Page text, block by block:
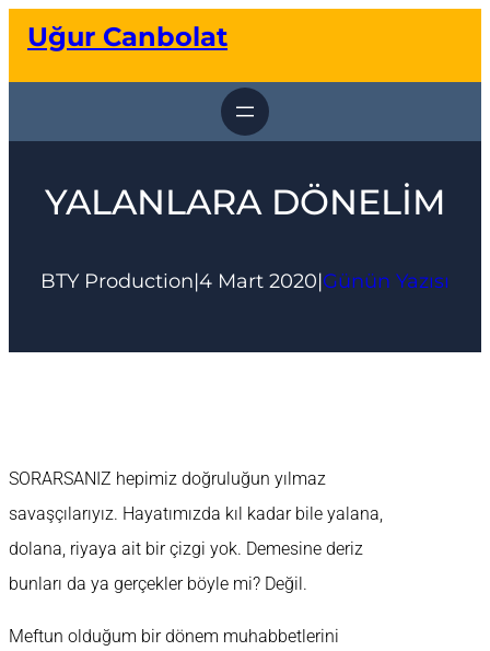
geçUğur Canbolat
YALANLARA DÖNELİM
BTY Production|4 Mart 2020|Günün Yazısı
SORARSANIZ hepimiz doğruluğun yılmaz
savaşçılarıyız. Hayatımızda kıl kadar bile yalana,
dolana, riyaya ait bir çizgi yok. Demesine deriz
bunları da ya gerçekler böyle mi? Değil.
Meftun olduğum bir dönem muhabbetlerini